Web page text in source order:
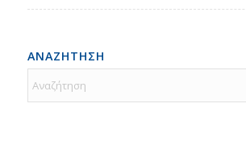
ΑΝΑΖΗΤΗΣΗ